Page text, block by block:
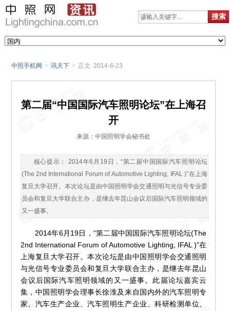
中照手机网 > 讯天下 > 正文 2014-6-23
第二届“中国国际汽车照明论坛”在上海召
开
来源：中国照明学会秘书处
核心提示： 2014年6月19日，“第二届中国国际汽车照明论坛
(The 2nd International Forum of Automotive Lighting, IFAL )”在上海
复旦大学召开。本次论坛是由中国照明学会交通照明与光信号专业委
员会和复旦大学联合主办，是继去年昆山会议后国际汽车照明领域的
又一盛事。
2014年6月19日，“第二届中国国际汽车照明论坛(The
2nd International Forum of Automotive Lighting, IFAL )”在
上海复旦大学召开。本次论坛是由中国照明学会交通照明
与光信号专业委员会和复旦大学联合主办，是继去年昆山
会议后国际汽车照明领域的又一盛事。此届论坛嘉宾云
集，中国照明学会理事长徐淮及来自国内外的汽车照明专
家、汽车生产企业、汽车照明生产企业、科研检测单位、